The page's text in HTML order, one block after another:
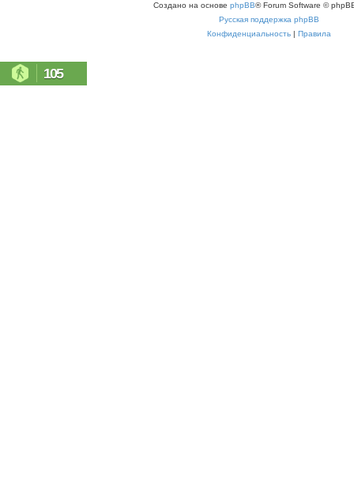
Создано на основе phpBB® Forum Software ©
Русская поддержка phpBB
Конфиденциальность | Правила
105